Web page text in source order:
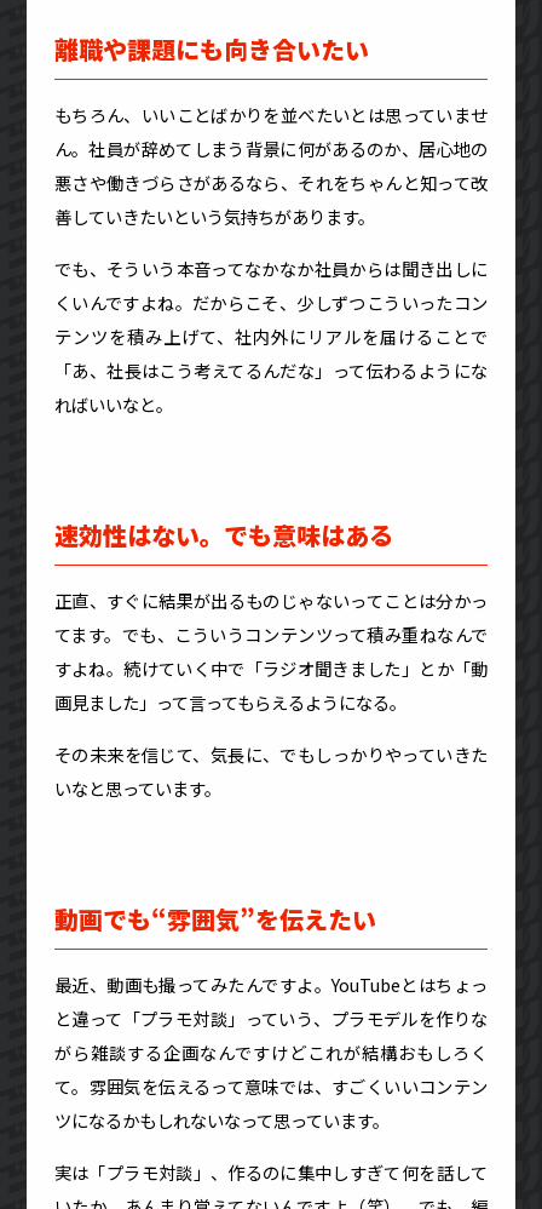
離職や課題にも向き合いたい
もちろん、いいことばかりを並べたいとは思っていませ
ん。社員が辞めてしまう背景に何があるのか、居心地の
悪さや働きづらさがあるなら、それをちゃんと知って改
善していきたいという気持ちがあります。
でも、そういう本音ってなかなか社員からは聞き出しに
くいんですよね。だからこそ、少しずつこういったコン
テンツを積み上げて、社内外にリアルを届けることで
「あ、社長はこう考えてるんだな」って伝わるようにな
ればいいなと。
速効性はない。でも意味はある
正直、すぐに結果が出るものじゃないってことは分かっ
てます。でも、こういうコンテンツって積み重ねなんで
すよね。続けていく中で「ラジオ聞きました」とか「動
画見ました」って言ってもらえるようになる。
その未来を信じて、気長に、でもしっかりやっていきた
いなと思っています。
動画でも“雰囲気”を伝えたい
最近、動画も撮ってみたんですよ。YouTubeとはちょっ
と違って「プラモ対談」っていう、プラモデルを作りな
がら雑談する企画なんですけどこれが結構おもしろく
て。雰囲気を伝えるって意味では、すごくいいコンテン
ツになるかもしれないなって思っています。
実は「プラモ対談」、作るのに集中しすぎて何を話して